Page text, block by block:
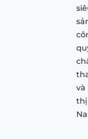
và
thị